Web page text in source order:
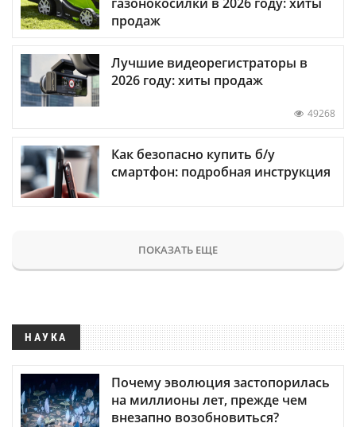
продаж
Лучшие видеорегистраторы в
2026 году: хиты продаж
49268
Как безопасно купить б/у
смартфон: подробная инструкция
ПОКАЗАТЬ ЕЩЕ
НАУКА
Почему эволюция застопорилась
на миллионы лет, прежде чем
внезапно возобновиться?